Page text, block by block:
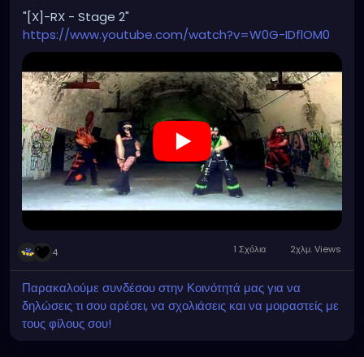
"[X]-RX - Stage 2"
https://www.youtube.com/watch?v=W0G-IDflOM0
4 1 Σχόλια 2χλμ. Views
Παρακαλούμε συνδέσου στην Κοινότητά μας για να
δηλώσεις τι σου αρέσει, να σχολιάσεις και να μοιραστείς με
τους φίλους σου!